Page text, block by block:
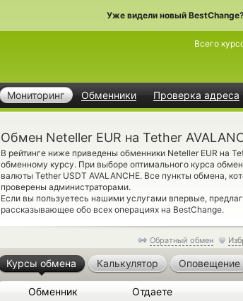
Уже видели новый
Мониторинг Обменники Проверка адреса
Всего
Обмен Neteller EUR на Tether
В рейтинге ниже приведены обменники Neteller EUR на
обменному курсу. При выборе оптимального курса
валюты Tether USDT AVALANCHE. Все пункты обмена,
проверены администраторами.
Если вы пользуетесь нашими услугами впервые,
рассказывающее обо всех операциях на BestChange.
Обратный обмен
Курсы обмена Калькулятор Оповещение
Обменник Отдаете